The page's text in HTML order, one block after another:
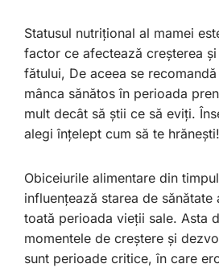
Statusul nutrițional al mamei
factor ce afectează creșterea
fătului, De aceea se
mânca sănătos în perioada
mult decât să știi ce să eviți.
alegi înțelept cum să te hrănești!
Obiceiurile alimentare din
influențează starea de
toată perioada vieții sale. Asta
momentele de creștere și
sunt perioade critice, în care